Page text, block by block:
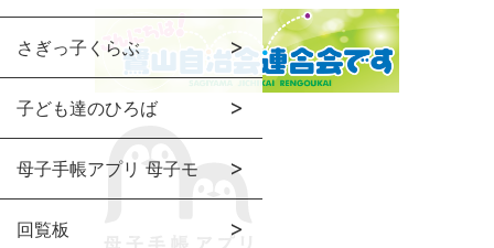
さぎっ子くらぶ
子ども達のひろば
母子手帳アプリ 母子モ
回覧板